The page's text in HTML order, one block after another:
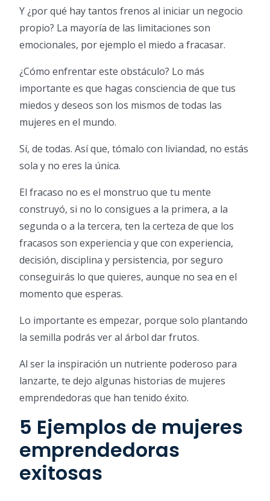
Y ¿por qué hay tantos frenos al iniciar un negocio
propio? La mayoría de las limitaciones son
emocionales, por ejemplo el miedo a fracasar.
¿Cómo enfrentar este obstáculo? Lo más
importante es que hagas consciencia de que tus
miedos y deseos son los mismos de todas las
mujeres en el mundo.
Sí, de todas. Así que, tómalo con liviandad, no estás
sola y no eres la única.
El fracaso no es el monstruo que tu mente
construyó, si no lo consigues a la primera, a la
segunda o a la tercera, ten la certeza de que los
fracasos son experiencia y que con experiencia,
decisión, disciplina y persistencia, por seguro
conseguirás lo que quieres, aunque no sea en el
momento que esperas.
Lo importante es empezar, porque solo plantando
la semilla podrás ver al árbol dar frutos.
Al ser la inspiración un nutriente poderoso para
lanzarte, te dejo algunas historias de mujeres
emprendedoras que han tenido éxito.
5 Ejemplos de mujeres
emprendedoras
exitosas